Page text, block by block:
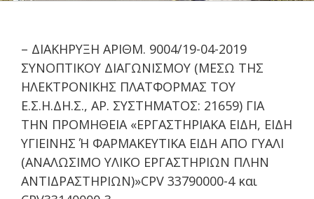
– ΔΙΑΚΗΡΥΞΗ ΑΡΙΘΜ. 9004/19-04-2019
ΣΥΝΟΠΤΙΚΟΥ ΔΙΑΓΩΝΙΣΜΟΥ (ΜΕΣΩ ΤΗΣ
ΗΛΕΚΤΡΟΝΙΚΗΣ ΠΛΑΤΦΟΡΜΑΣ ΤΟΥ
Ε.Σ.Η.ΔΗ.Σ., ΑΡ. ΣΥΣΤΗΜΑΤΟΣ: 21659) ΓΙΑ
ΤΗΝ ΠΡΟΜΗΘΕΙΑ «ΕΡΓΑΣΤΗΡΙΑΚΑ ΕΙΔΗ, ΕΙΔΗ
ΥΓΙΕΙΝΗΣ Ή ΦΑΡΜΑΚΕΥΤΙΚΑ ΕΙΔΗ ΑΠΟ ΓΥΑΛΙ
(ΑΝΑΛΩΣΙΜΟ ΥΛΙΚΟ ΕΡΓΑΣΤΗΡΙΩΝ ΠΛΗΝ
AΝΤΙΔΡΑΣΤΗΡΙΩΝ)»CPV 33790000-4 και